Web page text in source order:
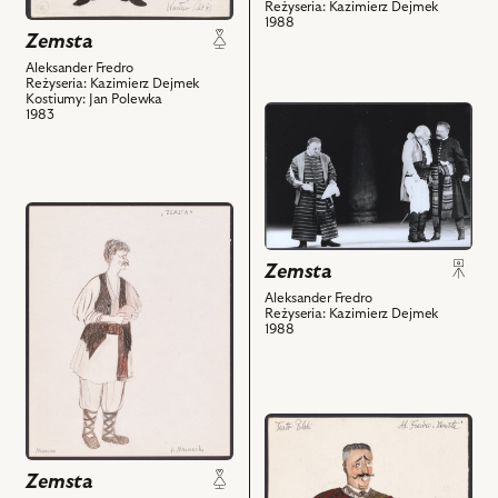
powiązanych
Reżyseria: Kazimierz Dejmek
1988
z
nim
obiektów
Zemsta
Aleksander Fredro
Reżyseria: Kazimierz Dejmek
Kostiumy: Jan Polewka
1983
przejdź
obiektu
Zemsta,
zdjęciu:
Bogdan
-
Dyndalski,
Papkin,
Zakrzeński
Zemsta
Aleksander Fredro
Reżyseria: Kazimierz Dejmek
1988
przejdź
Zemsta,
Projekt:
kostium
Mularze
powiązanych
z
nim
Zemsta
przejdź